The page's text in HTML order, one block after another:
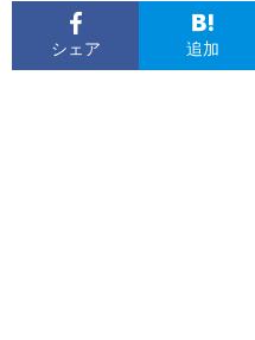
シェア 追加